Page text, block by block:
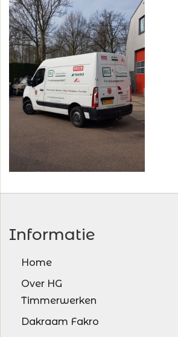
Informatie
Home
Over HG
Timmerwerken
Dakraam Fakro